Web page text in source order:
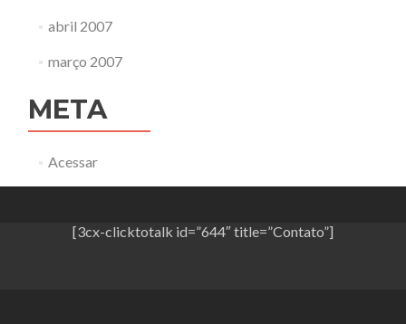
abril 2007
março 2007
META
Acessar
[3cx-clicktotalk id=”644″ title=”Contato”]